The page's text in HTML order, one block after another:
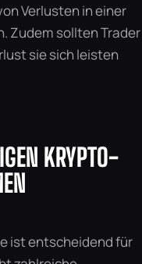
Verlusten in einer
Zudem sollten Trader
sie sich leisten
KRYPTO-
ist entscheidend für